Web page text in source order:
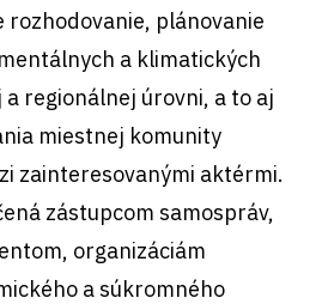
rozhodovanie, plánovanie
a klimatických
regionálnej úrovni, a to aj
miestnej komunity
zainteresovanými aktérmi.
zástupcom samospráv,
organizáciám
a súkromného